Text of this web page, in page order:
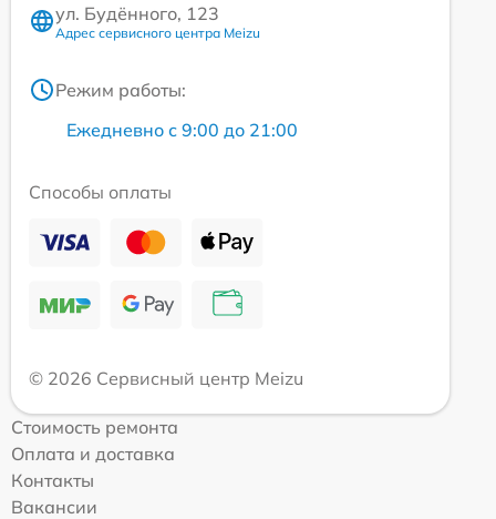
ул. Будённого, 123
Адрес сервисного центра Meizu
Режим работы:
Ежедневно с 9:00 до 21:00
Способы оплаты
© 2026 Сервисный центр Meizu
Стоимость ремонта
Оплата и доставка
Контакты
Вакансии